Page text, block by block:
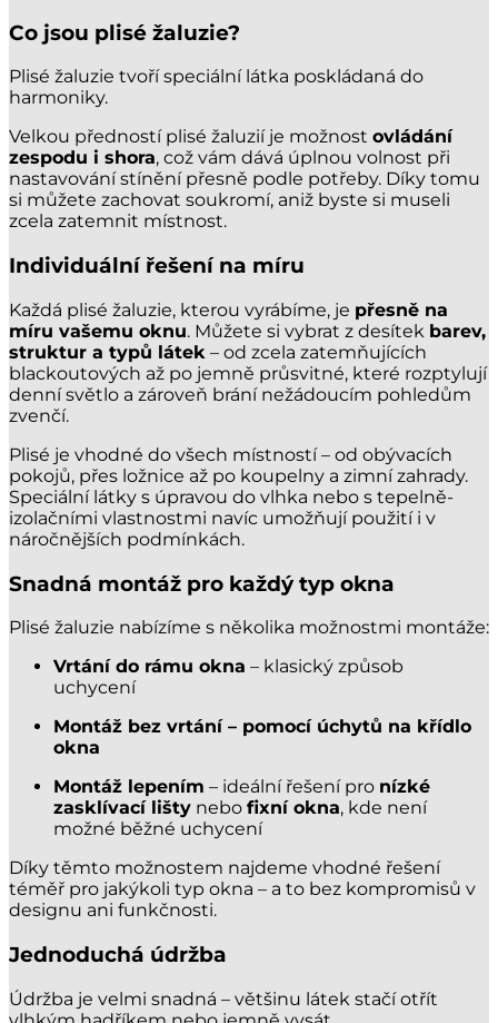
Co jsou plisé žaluzie?
Plisé žaluzie tvoří speciální látka poskládaná do
harmoniky.
Velkou předností plisé žaluzií je možnost ovládání
zespodu i shora, což vám dává úplnou volnost při
nastavování stínění přesně podle potřeby. Díky tomu
si můžete zachovat soukromí, aniž byste si museli
zcela zatemnit místnost.
Individuální řešení na míru
Každá plisé žaluzie, kterou vyrábíme, je přesně na
míru vašemu oknu. Můžete si vybrat z desítek barev,
struktur a typů látek – od zcela zatemňujících
blackoutových až po jemně průsvitné, které rozptylují
denní světlo a zároveň brání nežádoucím pohledům
zvenčí.
Plisé je vhodné do všech místností – od obývacích
pokojů, přes ložnice až po koupelny a zimní zahrady.
Speciální látky s úpravou do vlhka nebo s tepelně-
izolačními vlastnostmi navíc umožňují použití i v
náročnějších podmínkách.
Snadná montáž pro každý typ okna
Plisé žaluzie nabízíme s několika možnostmi montáže:
Vrtání do rámu okna – klasický způsob
uchycení
Montáž bez vrtání – pomocí úchytů na křídlo
okna
Montáž lepením – ideální řešení pro nízké
zasklívací lišty nebo fixní okna, kde není
možné běžné uchycení
Díky těmto možnostem najdeme vhodné řešení
téměř pro jakýkoli typ okna – a to bez kompromisů v
designu ani funkčnosti.
Jednoduchá údržba
Údržba je velmi snadná – většinu látek stačí otřít